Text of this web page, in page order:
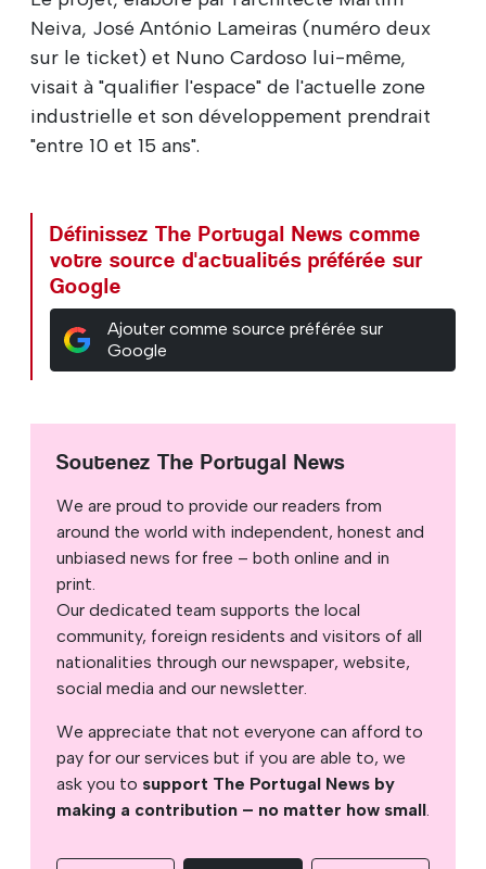
Neiva, José António Lameiras (numéro deux
sur le ticket) et Nuno Cardoso lui-même,
visait à "qualifier l'espace" de l'actuelle zone
industrielle et son développement prendrait
"entre 10 et 15 ans".
Définissez The Portugal News comme
votre source d'actualités préférée sur
Google
Ajouter comme source préférée sur
Google
Soutenez The Portugal News
We are proud to provide our readers from
around the world with independent, honest and
unbiased news for free – both online and in
print.
Our dedicated team supports the local
community, foreign residents and visitors of all
nationalities through our newspaper, website,
social media and our newsletter.
We appreciate that not everyone can afford to
pay for our services but if you are able to, we
ask you to support The Portugal News by
making a contribution – no matter how small.